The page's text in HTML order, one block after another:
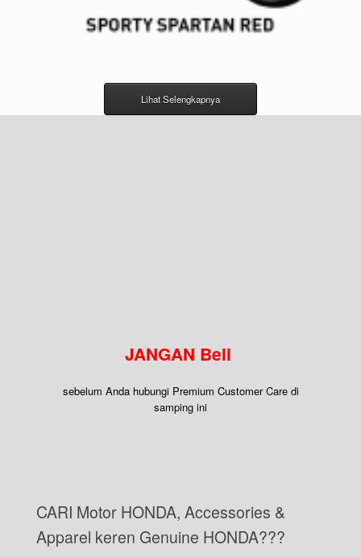
Lihat Selengkapnya
JANGAN Beli
sebelum Anda hubungi Premium Customer Care di
samping ini
CARI Motor HONDA, Accessories &
Apparel keren Genuine HONDA???